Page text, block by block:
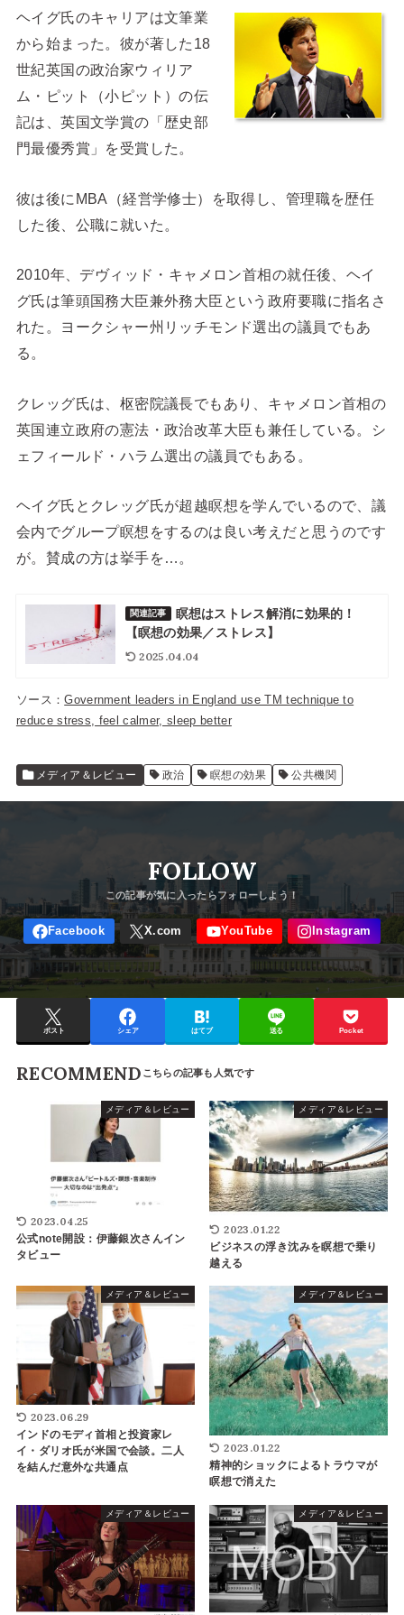
ヘイグ氏のキャリアは文筆業
から始まった。彼が著した18
世紀英国の政治家ウィリア
ム・ピット（小ピット）の伝
記は、英国文学賞の「歴史部
門最優秀賞」を受賞した。
彼は後にMBA（経営学修士）を取得し、管理職を歴任
した後、公職に就いた。
2010年、デヴィッド・キャメロン首相の就任後、ヘイ
グ氏は筆頭国務大臣兼外務大臣という政府要職に指名さ
れた。ヨークシャー州リッチモンド選出の議員でもあ
る。
クレッグ氏は、枢密院議長でもあり、キャメロン首相の
英国連立政府の憲法・政治改革大臣も兼任している。シ
ェフィールド・ハラム選出の議員でもある。
ヘイグ氏とクレッグ氏が超越瞑想を学んでいるので、議
会内でグループ瞑想をするのは良い考えだと思うのです
が。賛成の方は挙手を…。
関連記事
瞑想はストレス解消に効果的！
【瞑想の効果／ストレス】
2025.04.04
ソース：Government leaders in England use TM technique to
reduce stress, feel calmer, sleep better
メディア＆レビュー 政治 瞑想の効果 公共機関
FOLLOW
ポスト シェア はてブ 送る Pocket
RECOMMEND
メディア＆レビュー
2023.04.25
公式note開設：伊藤銀次さんイン
タビュー
メディア＆レビュー
2023.01.22
ビジネスの浮き沈みを瞑想で乗り
越える
メディア＆レビュー
2023.06.29
インドのモディ首相と投資家レ
イ・ダリオ氏が米国で会談。二人
を結んだ意外な共通点
メディア＆レビュー
2023.01.22
精神的ショックによるトラウマが
瞑想で消えた
メディア＆レビュー メディア＆レビュー